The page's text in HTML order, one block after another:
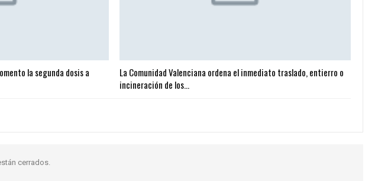
la segunda dosis a
La Comunidad Valenciana ordena el inmediato traslado, entierro o
incineración de los…
cerrados.